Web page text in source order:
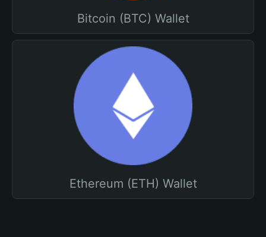
Bitcoin (BTC) Wallet
Ethereum (ETH) Wallet